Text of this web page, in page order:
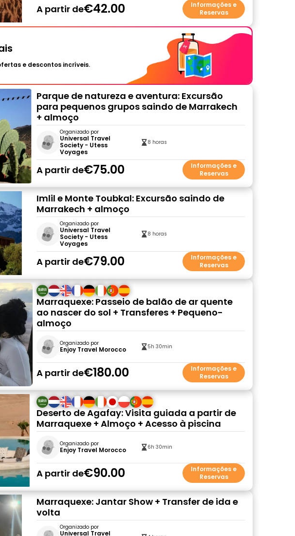
A partir de€42.00
Informações e
Reservas
e descontos incríveis.
Parque de natureza e aventura: Excursão
para pequenos grupos saindo de Marrakech
+ almoço
Organizado por
Universal Travel
Society - Utess
Voyages
8 horas
A partir de€75.00
Informações e
Reservas
Imlil e Monte Toubkal: Excursão saindo de
Marrakech + almoço
Organizado por
Universal Travel
Society - Utess
Voyages
8 horas
A partir de€79.00
Informações e
Reservas
Marraquexe: Passeio de balão de ar quente
ao nascer do sol + Transferes + Pequeno-
almoço
Organizado por
Enjoy Travel Morocco 5h 30min
A partir de€180.00
Informações e
Reservas
Deserto de Agafay: Visita guiada a partir de
Marraquexe + Almoço + Acesso à piscina
Organizado por
Enjoy Travel Morocco 6h 30min
A partir de€90.00
Informações e
Reservas
Marraquexe: Jantar Show + Transfer de ida e
volta
Organizado por
Universal Travel